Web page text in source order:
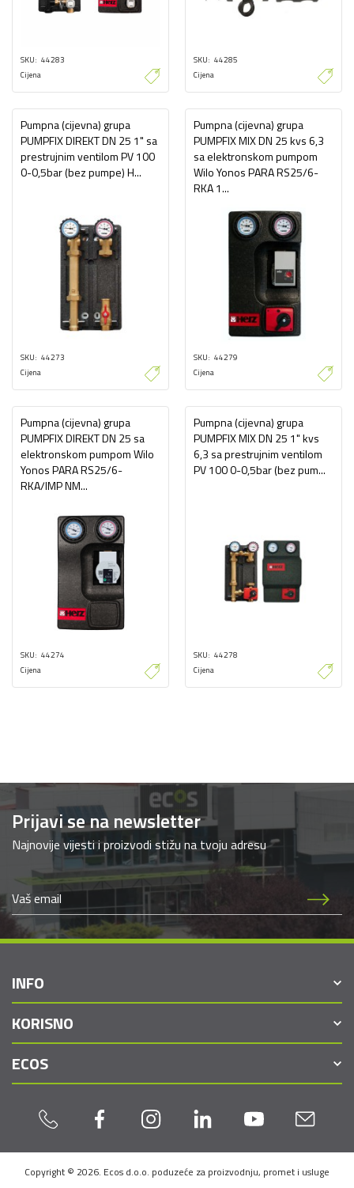
SKU 44283
Cijena
SKU 44285
Cijena
Pumpna (cijevna) grupa
PUMPFIX DIREKT DN 25 1" sa
prestrujnim ventilom PV 100
0-0,5bar (bez pumpe) H...
SKU 44273
Cijena
Pumpna (cijevna) grupa
PUMPFIX MIX DN 25 kvs 6,3
sa elektronskom pumpom
Wilo Yonos PARA RS25/6-
RKA 1...
SKU 44279
Cijena
Pumpna (cijevna) grupa
PUMPFIX DIREKT DN 25 sa
elektronskom pumpom Wilo
Yonos PARA RS25/6-
RKA/IMP NM...
SKU 44274
Cijena
Pumpna (cijevna) grupa
PUMPFIX MIX DN 25 1" kvs
6,3 sa prestrujnim ventilom
PV 100 0-0,5bar (bez pum...
SKU 44278
Cijena
Prijavi se na newsletter
Najnovije vijesti i proizvodi stižu na tvoju adresu
INFO
KORISNO
ECOS
Copyright © 2026. Ecos d.o.o. poduzeće za proizvodnju, promet i usluge